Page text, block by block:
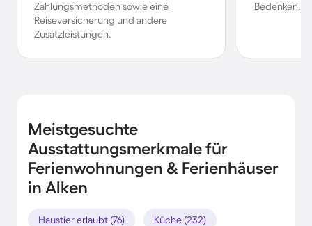
Zahlungsmethoden sowie eine
Reiseversicherung und andere
Zusatzleistungen.
Bedenken.
Meistgesuchte
Ausstattungsmerkmale für
Ferienwohnungen & Ferienhäuser
in Alken
Haustier erlaubt (76) Küche (232)